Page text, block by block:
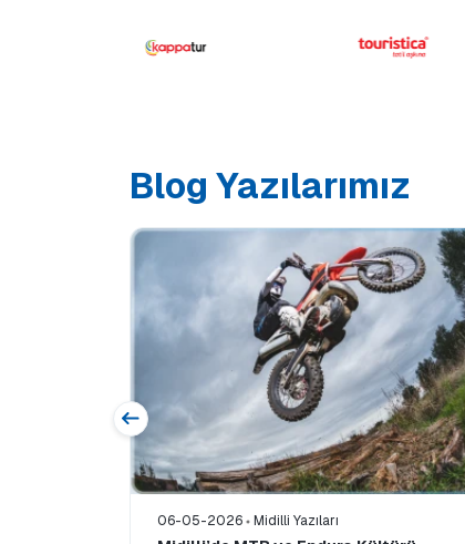
Blog Yazılarımız
06-05-2026 Midilli Yazıları